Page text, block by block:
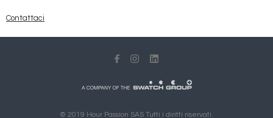
Contattaci
© 2019 Hour Passion SAS Tutti i diritti riservati.